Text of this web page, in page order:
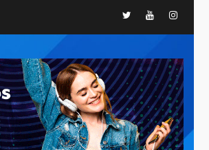
TwitterYoutube
controles fronterizos
a Italia
INTERNACIONALES
TITULARES
ÚLTIMA HORA
Arabia Saudita,
Turquía y Pakistán
firman pacto de
defensa